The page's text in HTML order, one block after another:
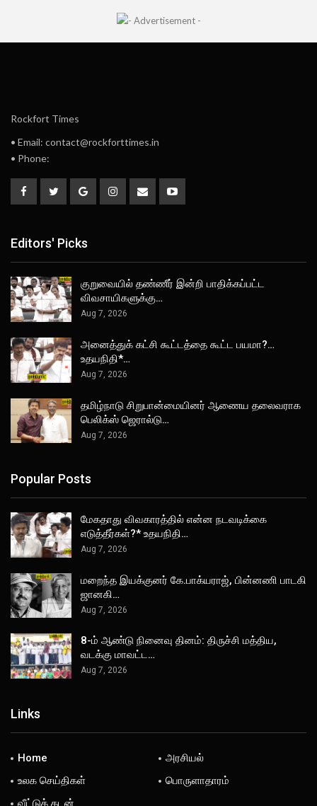
Rockfort Times
• Email: contact@rockforttimes.in
• Phone:
Editors' Picks
குறுவையில் தண்ணீர் இன்றி பாதிக்கப்பட்ட
விவசாயிகளுக்கு…
Aug 7, 2026
அனைத்துக் கட்சி கூட்டத்தை கூட்ட பயமா?…
உதயநிதி*…
Aug 7, 2026
தமிழ்நாடு சிறுபான்மையினர் ஆணைய தலைவராக
பெலிக்ஸ் ஜெரால்டு…
Aug 7, 2026
Popular Posts
மேகதாது விவகாரத்தில் என்ன நடவடிக்கை
எடுத்தீர்கள்?* உதயநிதி…
Aug 7, 2026
மறைந்த இயக்குனர் கே.பாக்யராஜ், பின்னணி பாடகி
ஜானகி…
Aug 7, 2026
8-ம் ஆண்டு நினைவு தினம்: திருச்சி மத்திய,
வடக்கு மாவட்ட…
Aug 7, 2026
Links
Home
அரசியல்
உலக செய்திகள்
பொருளாதாரம்
வீட்டுக் கடன்